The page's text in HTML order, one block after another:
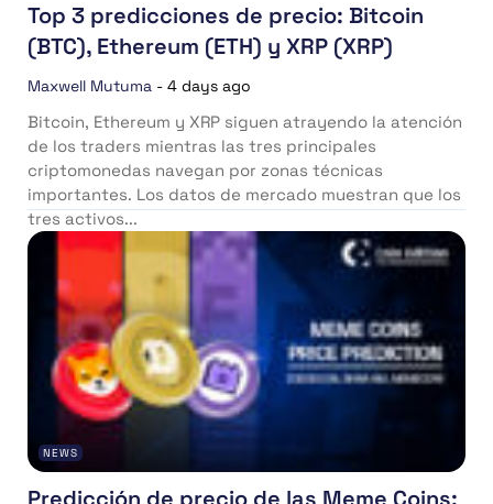
Top 3 predicciones de precio: Bitcoin
(BTC), Ethereum (ETH) y XRP (XRP)
Maxwell Mutuma - 4 days ago
Bitcoin, Ethereum y XRP siguen atrayendo la atención
de los traders mientras las tres principales
criptomonedas navegan por zonas técnicas
importantes. Los datos de mercado muestran que los
tres activos...
NEWS